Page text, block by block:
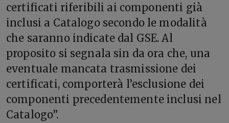
certificati riferibili ai componenti già
inclusi a Catalogo secondo le modalità
che saranno indicate dal GSE. Al
proposito si segnala sin da ora che, una
eventuale mancata trasmissione dei
certificati, comporterà l’esclusione dei
componenti precedentemente inclusi nel
Catalogo”.